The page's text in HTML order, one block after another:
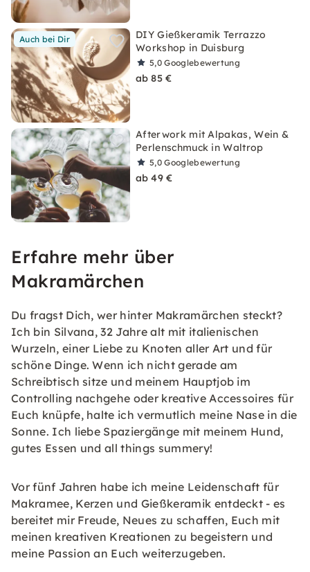
Auch bei Dir
DIY Gießkeramik Terrazzo
Workshop in Duisburg
5,0Googlebewertung
ab 85 €
Afterwork mit Alpakas, Wein &
Perlenschmuck in Waltrop
5,0Googlebewertung
ab 49 €
Erfahre mehr über
Makramärchen
Du fragst Dich, wer hinter Makramärchen steckt?
Ich bin Silvana, 32 Jahre alt mit italienischen
Wurzeln, einer Liebe zu Knoten aller Art und für
schöne Dinge. Wenn ich nicht gerade am
Schreibtisch sitze und meinem Hauptjob im
Controlling nachgehe oder kreative Accessoires für
Euch knüpfe, halte ich vermutlich meine Nase in die
Sonne. Ich liebe Spaziergänge mit meinem Hund,
gutes Essen und all things summery!
Vor fünf Jahren habe ich meine Leidenschaft für
Makramee, Kerzen und Gießkeramik entdeckt - es
bereitet mir Freude, Neues zu schaffen, Euch mit
meinen kreativen Kreationen zu begeistern und
meine Passion an Euch weiterzugeben.